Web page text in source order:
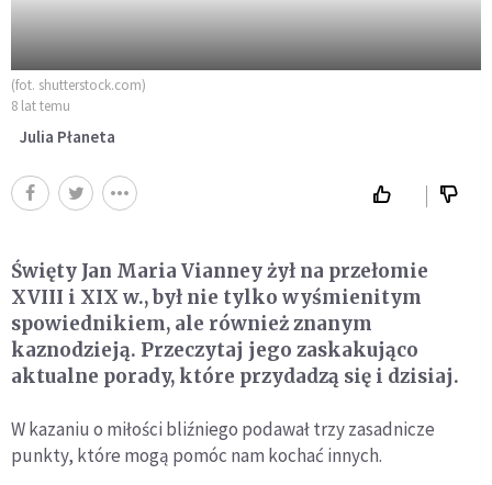
(fot. shutterstock.com)
8 lat temu
Julia Płaneta
Święty Jan Maria Vianney żył na przełomie
XVIII i XIX w., był nie tylko wyśmienitym
spowiednikiem, ale również znanym
kaznodzieją. Przeczytaj jego zaskakująco
aktualne porady, które przydadzą się i dzisiaj.
W kazaniu o miłości bliźniego podawał trzy zasadnicze
punkty, które mogą pomóc nam kochać innych.